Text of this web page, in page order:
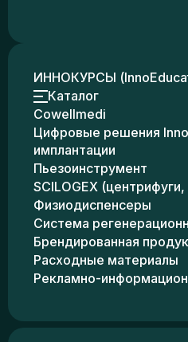
ИННОКУРСЫ
Каталог
Cowellmedi
Цифровые решения
имплантации
Пьезоинструмент
SCILOGEX
Физиодиспенсеры
Система
Брендированная
Расходные материалы
Рекламно-